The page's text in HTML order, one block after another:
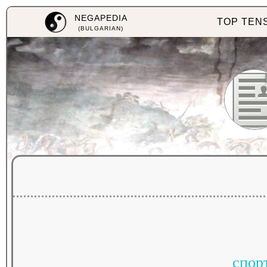
NEGAPEDIA
(BULGARIAN)
TOP